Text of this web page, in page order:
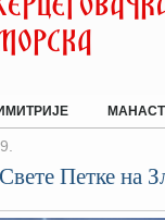
Петке на